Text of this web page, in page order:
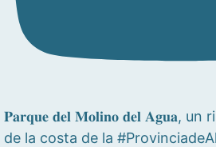
𝐏𝐚𝐫𝐪𝐮𝐞 𝐝𝐞𝐥 𝐌𝐨𝐥𝐢𝐧𝐨 𝐝𝐞𝐥 𝐀𝐠𝐮𝐚,
de la costa de la